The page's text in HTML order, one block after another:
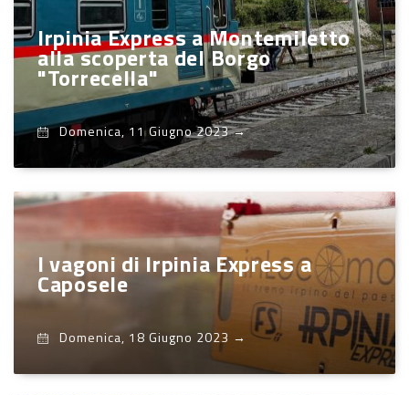
Irpinia Express a Montemiletto
alla scoperta del Borgo
"Torrecella"
Domenica, 11 Giugno 2023→
I vagoni di Irpinia Express a
Caposele
Domenica, 18 Giugno 2023 →